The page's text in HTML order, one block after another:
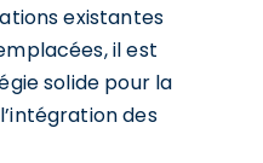
existantes
il est
solide pour la
des